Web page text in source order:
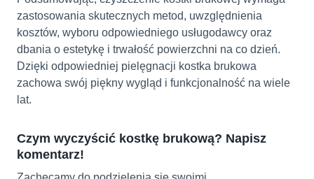
zastosowania skutecznych metod, uwzględnienia
kosztów, wyboru odpowiedniego usługodawcy oraz
dbania o estetykę i trwałość powierzchni na co dzień.
Dzięki odpowiedniej pielęgnacji kostka brukowa
zachowa swój piękny wygląd i funkcjonalność na wiele
lat.
Czym wyczyścić kostkę brukową? Napisz
komentarz!